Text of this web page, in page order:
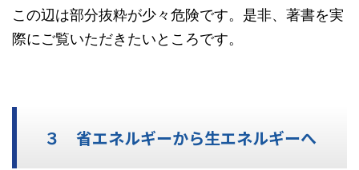
この辺は部分抜粋が少々危険です。是非、著書を実
際にご覧いただきたいところです。
３ 省エネルギーから生エネルギーへ